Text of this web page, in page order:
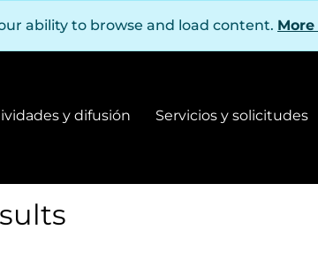
ability to browse and load content.
y difusión
Actividades y difusión
Servicios y solicitudes